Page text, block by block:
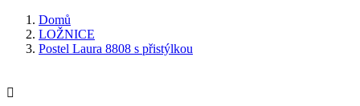
Domů
LOŽNICE
Postel Laura 8808 s přistýlkou
